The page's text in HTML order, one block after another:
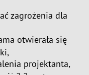
zagrożenia dla
otwierała się
projektanta,